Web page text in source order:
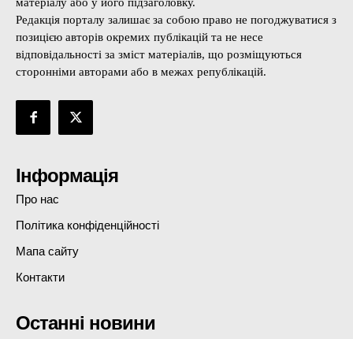
Редакція порталу залишає за собою право не погоджуватися з
позицією авторів окремих публікацій та не несе
відповідальності за зміст матеріалів, що розміщуються
сторонніми авторами або в межах републікацій.
Інформація
Про нас
Політика конфіденційності
Мапа сайту
Контакти
Останні новини